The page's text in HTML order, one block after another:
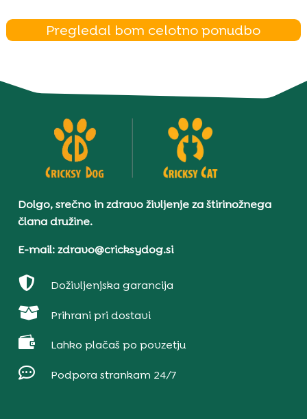
Pregledal bom celotno ponudbo
Dolgo, srečno in zdravo življenje za štirinožnega
člana družine.
E-mail: zdravo@cricksydog.si
 Doživljenjska garancija
 Prihrani pri dostavi
 Lahko plačaš po povzetju
 Podpora strankam 24/7